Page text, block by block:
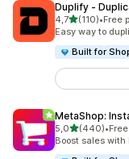
Duplify ‑
4,7z 5 hvězd
(110)
Celkový počet
•Free
Easy way to
Built for
MetaShop:
5,0z 5 hvězd
(440)
Celkový počet
•
Boost sales with